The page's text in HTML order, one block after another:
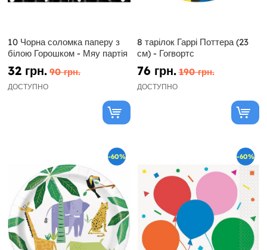
10 Чорна соломка паперу з
білою Горошком - Мяу партія
32 грн. 90 грн.
ДОСТУПНО
8 тарілок Гаррі Поттера (23
см) - Гогвортс
76 грн. 190 грн.
ДОСТУПНО
-60% -60%